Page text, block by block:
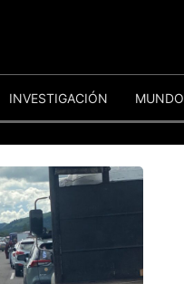
INVESTIGACIÓN MUNDO